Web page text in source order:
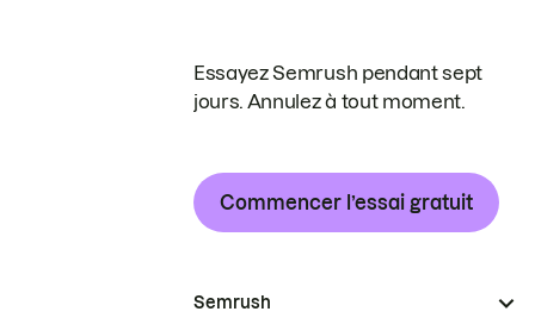
Essayez Semrush pendant sept
jours. Annulez à tout moment.
Commencer l’essai gratuit
Semrush